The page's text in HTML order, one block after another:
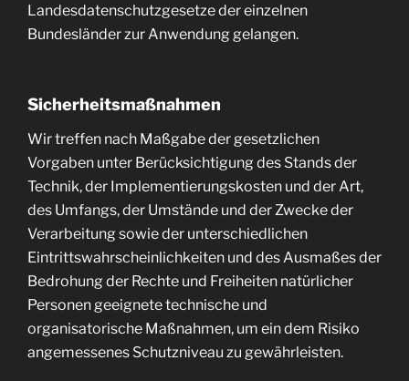
Landesdatenschutzgesetze der einzelnen
Bundesländer zur Anwendung gelangen.
Sicherheitsmaßnahmen
Wir treffen nach Maßgabe der gesetzlichen
Vorgaben unter Berücksichtigung des Stands der
Technik, der Implementierungskosten und der Art,
des Umfangs, der Umstände und der Zwecke der
Verarbeitung sowie der unterschiedlichen
Eintrittswahrscheinlichkeiten und des Ausmaßes der
Bedrohung der Rechte und Freiheiten natürlicher
Personen geeignete technische und
organisatorische Maßnahmen, um ein dem Risiko
angemessenes Schutzniveau zu gewährleisten.